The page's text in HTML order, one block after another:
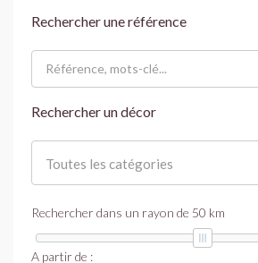
Rechercher une référence
Rechercher un décor
Toutes les catégories
Rechercher dans un rayon de 50 km
A partir de :